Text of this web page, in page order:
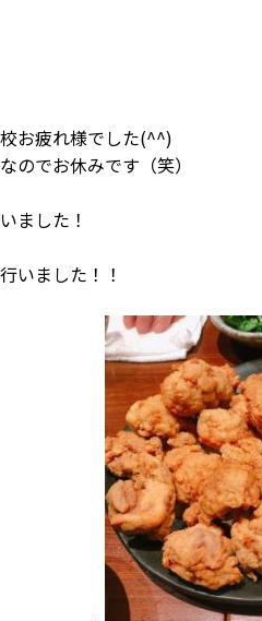
お疲れ様でした(^^)
のでお休みです（笑）
ました！
いました！！